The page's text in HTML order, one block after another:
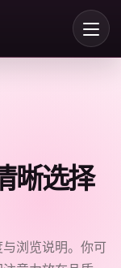
晰选择
浏览说明。你可